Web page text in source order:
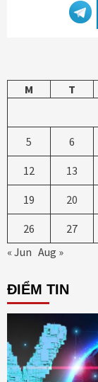
M
T
5 6
12 13
19 20
26 27
« Jun Aug »
ĐIỂM TIN